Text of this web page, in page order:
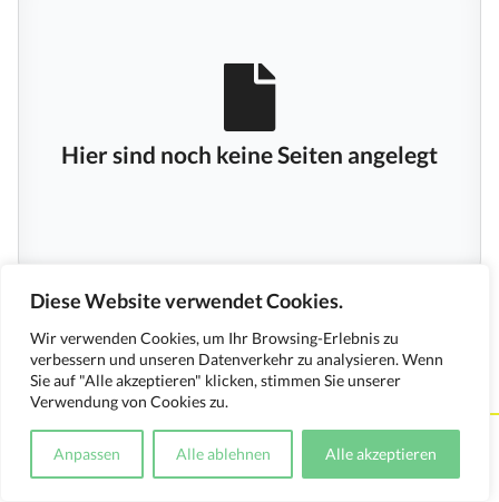
Diese Website verwendet Cookies.
Wir verwenden Cookies, um Ihr Browsing-Erlebnis zu
verbessern und unseren Datenverkehr zu analysieren. Wenn
Sie auf "Alle akzeptieren" klicken, stimmen Sie unserer
Verwendung von Cookies zu.
Anpassen Alle ablehnen Alle akzeptieren
Hier sind noch keine Seiten angelegt
Kontakt Impressum Datenschutzerklärung
Medienverwendungsnachweis